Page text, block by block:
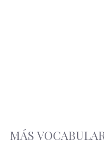
MÁS